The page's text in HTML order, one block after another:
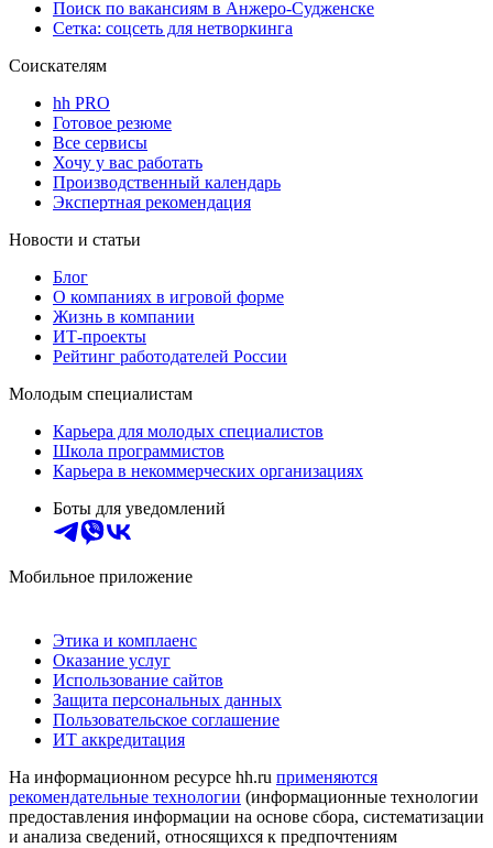
Поиск по вакансиям в Анжеро-Судженске
Сетка: соцсеть для нетворкинга
Соискателям
hh PRO
Готовое резюме
Все сервисы
Хочу у вас работать
Производственный календарь
Экспертная рекомендация
Новости и статьи
Блог
О компаниях в игровой форме
Жизнь в компании
ИТ-проекты
Рейтинг работодателей России
Молодым специалистам
Карьера для молодых специалистов
Школа программистов
Карьера в некоммерческих организациях
Боты для уведомлений
Мобильное приложение
Этика и комплаенс
Оказание услуг
Использование сайтов
Защита персональных данных
Пользовательское соглашение
ИТ аккредитация
На информационном ресурсе hh.ru применяются
рекомендательные технологии (информационные технологии
предоставления информации на основе сбора, систематизации
и анализа сведений, относящихся к предпочтениям